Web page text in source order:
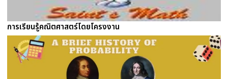
การเรียนรู้คณิตศาสตร์โดยโครงงาน